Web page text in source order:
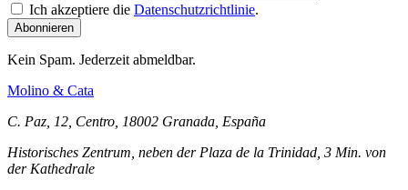
Ich akzeptiere die Datenschutzrichtlinie.
Kein Spam. Jederzeit abmeldbar.
Molino & Cata
C. Paz, 12, Centro, 18002 Granada, España
Historisches Zentrum, neben der Plaza de la Trinidad, 3 Min. von
der Kathedrale